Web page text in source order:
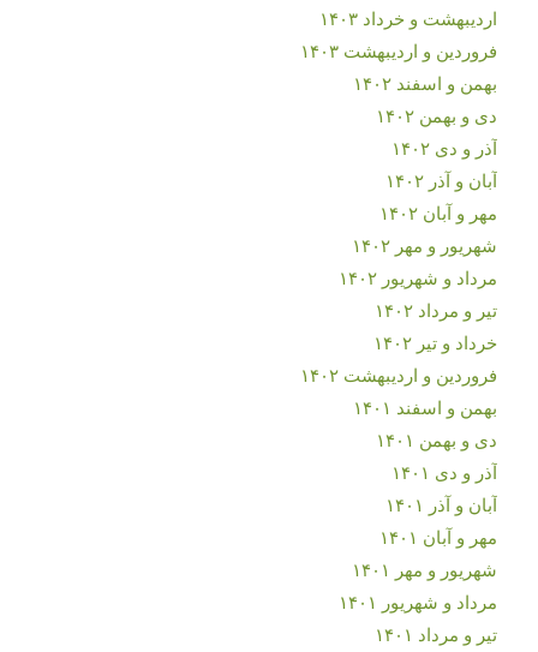
اردیبهشت و خرداد ۱۴۰۳
فروردین و اردیبهشت ۱۴۰۳
بهمن و اسفند ۱۴۰۲
دی و بهمن ۱۴۰۲
آذر و دی ۱۴۰۲
آبان و آذر ۱۴۰۲
مهر و آبان ۱۴۰۲
شهریور و مهر ۱۴۰۲
مرداد و شهریور ۱۴۰۲
تیر و مرداد ۱۴۰۲
خرداد و تیر ۱۴۰۲
فروردین و اردیبهشت ۱۴۰۲
بهمن و اسفند ۱۴۰۱
دی و بهمن ۱۴۰۱
آذر و دی ۱۴۰۱
آبان و آذر ۱۴۰۱
مهر و آبان ۱۴۰۱
شهریور و مهر ۱۴۰۱
مرداد و شهریور ۱۴۰۱
تیر و مرداد ۱۴۰۱